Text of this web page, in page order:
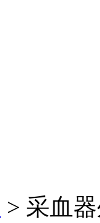
> 采血